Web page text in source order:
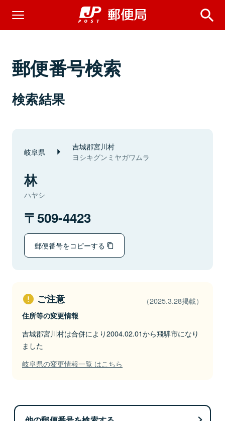
郵便番号検索
検索結果
岐阜県 吉城郡宮川村
ヨシキグンミヤガワムラ
林
ハヤシ
509-4423
郵便番号をコピーする
ご注意 （2025.3.28掲載）
住所等の変更情報
吉城郡宮川村は合併により2004.02.01から飛騨市になり
ました
岐阜県の変更情報一覧 はこちら